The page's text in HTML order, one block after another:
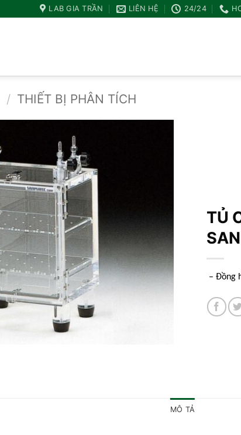
LAB GIA TRẦN LIÊN HỆ 24/24
/ THIẾT BỊ PHÂN TÍCH
TỦ
– Đồng
MÔ TẢ